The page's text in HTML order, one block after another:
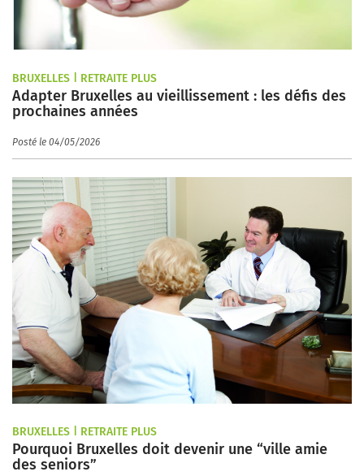
BRUXELLES | RETRAITE PLUS
Adapter Bruxelles au vieillissement : les défis des
prochaines années
Posté le 04/05/2026
BRUXELLES | RETRAITE PLUS
Pourquoi Bruxelles doit devenir une “ville amie
des seniors”